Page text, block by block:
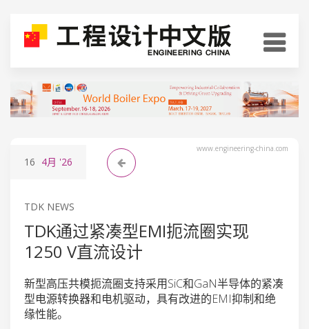
www.engineering-china.com
16 4月 '26
TDK NEWS
TDK通过紧凑型EMI扼流圈实现
1250 V直流设计
新型高压共模扼流圈支持采用SiC和GaN半导体的紧凑
型电源转换器和电机驱动，具有改进的EMI抑制和绝
缘性能。